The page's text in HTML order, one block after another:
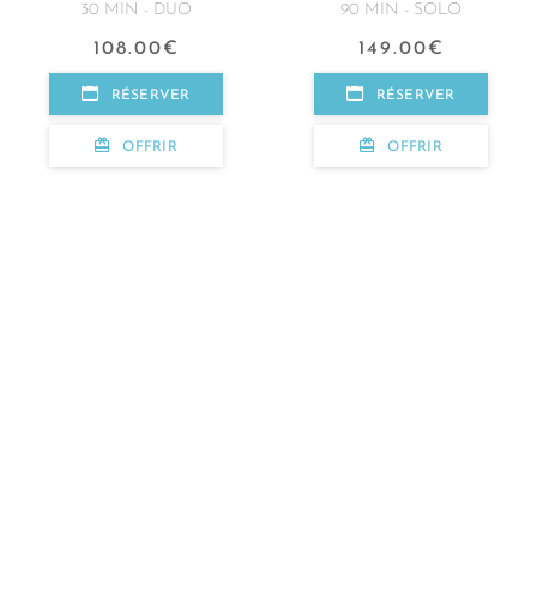
30 MIN - DUO
108.00€
RÉSERVER
OFFRIR
90 MIN - SOLO
149.00€
RÉSERVER
OFFRIR